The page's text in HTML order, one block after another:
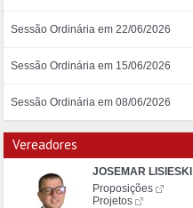
Sessão Ordinária em 22/06/2026
Sessão Ordinária em 15/06/2026
Sessão Ordinária em 08/06/2026
Vereadores
JOSEMAR LISIESKI
Proposições
Projetos